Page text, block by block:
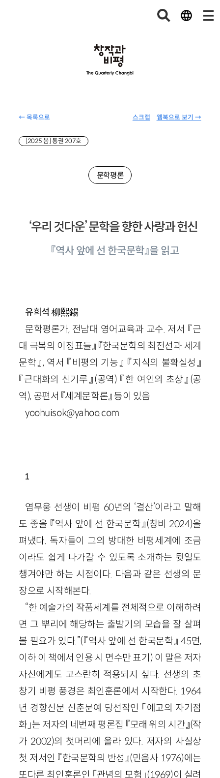
← 목록으로 웹북으로 보기 →
스크랩
[2025 봄] 통권 207호
문학평론
‘우리 것다운’ 문학을 향한 사랑과 헌신
『역사 앞에 선 한국문학』을 읽고
유희석 柳熙錫
문학평론가, 전남대 영어교육과 교수. 저서 『근
대 극복의 이정표들』 『한국문학의 최전선과 세계
문학』, 역서 『비평의 기능』 『지식의 불확실성』
『근대화의 신기루』(공역) 『한 여인의 초상』(공
역), 공편서 『세계문학론』 등이 있음
yoohuisok@yahoo.com
1
염무웅 선생이 비평 60년의 ‘결산’이라고 말해
도 좋을 『역사 앞에 선 한국문학』(창비 2024)을
펴냈다. 독자들이 그의 방대한 비평세계에 조금
이라도 쉽게 다가갈 수 있도록 소개하는 뒷일도
챙겨야만 하는 시점이다. 다음과 같은 선생의 문
장으로 시작해본다.
“한 예술가의 작품세계를 전체적으로 이해하려
면 그 뿌리에 해당하는 출발기의 모습을 잘 살펴
볼 필요가 있다.”(『역사 앞에 선 한국문학』 45면,
이하 이 책에서 인용 시 면수만 표기) 이 말은 저자
자신에게도 고스란히 적용되지 싶다. 선생의 초
창기 비평 풍경은 최인훈론에서 시작한다. 1964
년 경향신문 신춘문예 당선작인 「에고의 자기점
화」는 저자의 네번째 평론집 『모래 위의 시간』(작
가 2002)의 첫머리에 올라 있다. 저자의 사실상
첫 저서인 『한국문학의 반성』(민음사 1976)에는
또다른 최인훈론인 「관념의 모험」(1969)이 실려